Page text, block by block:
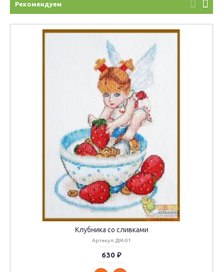
Рекомендуем
Клубника со сливками
Артикул: ДМ-01
630 ₽